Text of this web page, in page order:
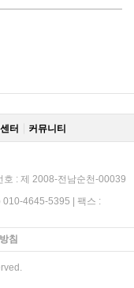
터 커뮤니티
: 제 2008-전남순천-00039
010-4645-5395 | 팩스 :
침